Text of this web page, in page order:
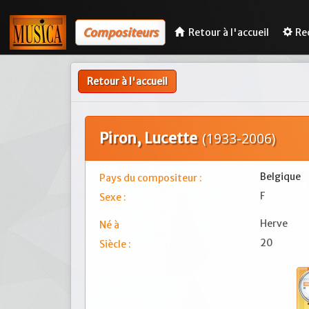
Compositeurs Retour à l'accueil
Retour à l'accueil
Piron, Lucette (1933-2006)
Pays du compositeur :
Belgique
Sexe :
F
Né à
Herve
Siècle :
20